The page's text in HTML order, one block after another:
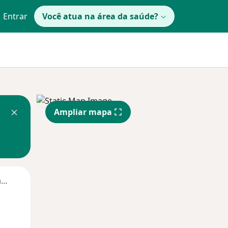
Entrar Você atua na área da saúde?
Segunda-feira
Ampliar mapa